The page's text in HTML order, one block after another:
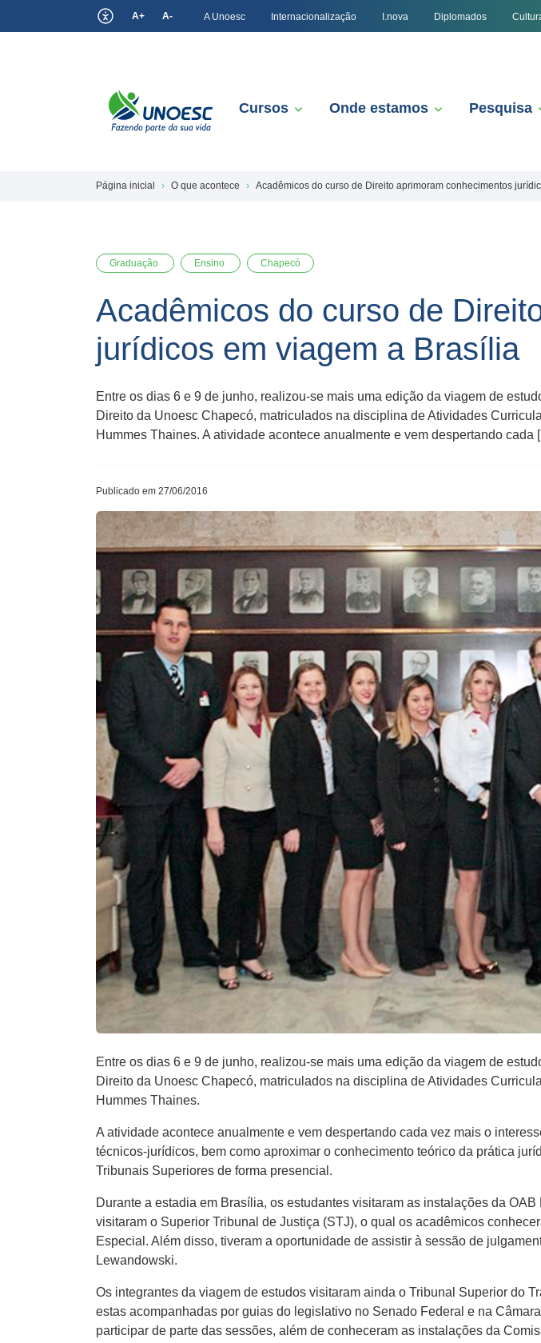
A+ A- A Unoesc Internacionalização I.nova Diplomados
Cursos Onde estamos Pesquisa
Página inicial O que acontece Acadêmicos do curso de Direito aprimoram conhecimentos
Graduação Ensino Chapecó
Acadêmicos do curso de
jurídicos em viagem a Brasília
Entre os dias 6 e 9 de junho, realizou-se mais uma edição da viagem de
Direito da Unoesc Chapecó, matriculados na disciplina de Atividades
Hummes Thaines. A atividade acontece anualmente e vem despertando cada
Publicado em 27/06/2016
Entre os dias 6 e 9 de junho, realizou-se mais uma edição da viagem de
Direito da Unoesc Chapecó, matriculados na disciplina de Atividades
Hummes Thaines.
A atividade acontece anualmente e vem despertando cada vez mais o
técnicos-jurídicos, bem como aproximar o conhecimento teórico da prática
Tribunais Superiores de forma presencial.
Durante a estadia em Brasília, os estudantes visitaram as instalações da
visitaram o Superior Tribunal de Justiça (STJ), o qual os acadêmicos
Especial. Além disso, tiveram a oportunidade de assistir à sessão de
Lewandowski.
Os integrantes da viagem de estudos visitaram ainda o Tribunal Superior do
estas acompanhadas por guias do legislativo no Senado Federal e na
participar de parte das sessões, além de conheceram as instalações da